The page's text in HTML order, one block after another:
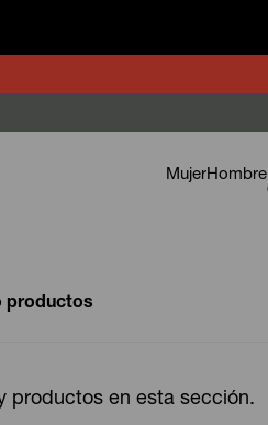
MujerHombre
productos
productos en esta sección.